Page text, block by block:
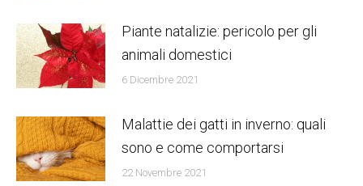
Piante natalizie: pericolo per gli
animali domestici
6 Dicembre 2021
Malattie dei gatti in inverno: quali
sono e come comportarsi
22 Novembre 2021